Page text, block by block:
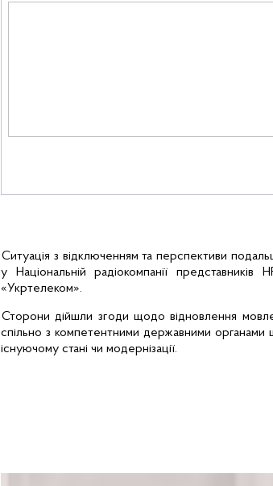
Ситуація з відключенням та перспективи
у Національній радіокомпанії
«Укртелеком».
Сторони дійшли згоди щодо відновлення
спільно з компетентними державними
існуючому стані чи модернізації.